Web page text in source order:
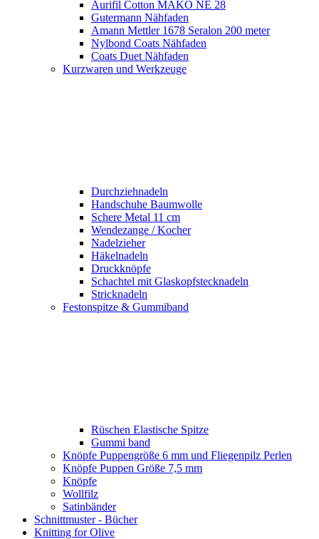
Aurifil Cotton MAKO NE 28
Gutermann Nähfaden
Amann Mettler 1678 Seralon 200 meter
Nylbond Coats Nähfaden
Coats Duet Nähfaden
Kurzwaren und Werkzeuge
Durchziehnadeln
Handschuhe Baumwolle
Schere Metal 11 cm
Wendezange / Kocher
Nadelzieher
Häkelnadeln
Druckknöpfe
Schachtel mit Glaskopfstecknadeln
Stricknadeln
Festonspitze & Gummiband
Rüschen Elastische Spitze
Gummi band
Knöpfe Puppengröße 6 mm und Fliegenpilz Perlen
Knöpfe Puppen Größe 7,5 mm
Knöpfe
Wollfilz
Satinbänder
Schnittmuster - Bücher
Knitting for Olive